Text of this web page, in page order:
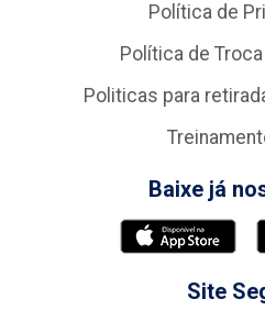
Política de
Política de
Politicas para
Baixe já
Site